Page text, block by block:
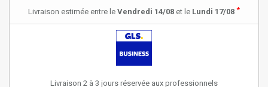
Livraison estimée entre le Vendredi 14/08 et le Lundi 17/08 *
Livraison 2 à 3 jours réservée aux professionnels